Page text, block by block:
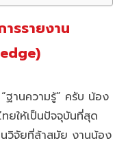
รรายงาน
านความรู้” ครับ น้อง
ยให้เป็นปัจจุบันที่สุด
นวิจัยที่ล้าสมัย งานน้อง